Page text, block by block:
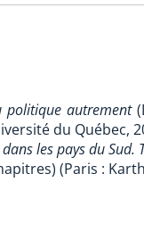
politique autrement
du Québec,
les pays du
(Paris :